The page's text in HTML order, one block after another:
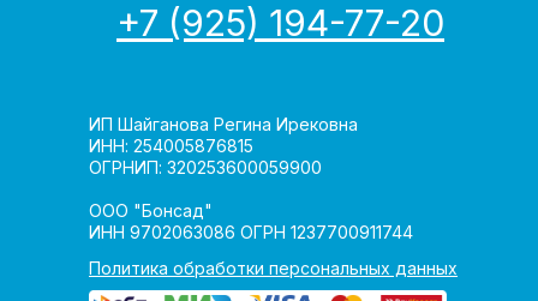
Политика обработки персональных данных
ИП Шайганова Регина Ирековна
ИНН: 254005876815
ОГРНИП: 320253600059900
ООО "Бонсад"
ИНН 9702063086 ОГРН 1237700911744
+7 (925) 194-77-20